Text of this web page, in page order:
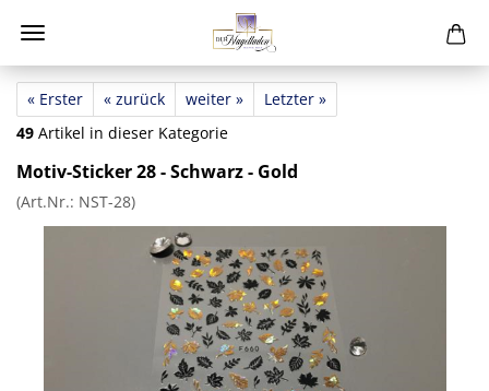
« Erster « zurück weiter »
Letzter »
49 Artikel in dieser Kategorie
Motiv-Sticker 28 - Schwarz - Gold
(Art.Nr.: NST-28)